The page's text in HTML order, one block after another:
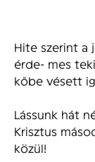
Hite szerint a
érde- mes
kőbe vésett
Lássunk hát
Krisztus
közül!